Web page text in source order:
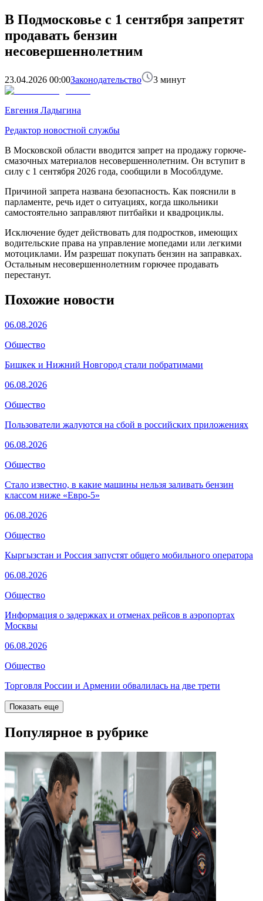
В Подмосковье с 1 сентября запретят
продавать бензин
несовершеннолетним
23.04.2026 00:00Законодательство 3 минут
Евгения Ладыгина
Редактор новостной службы
В Московской области вводится запрет на продажу горюче-
смазочных материалов несовершеннолетним. Он вступит в
силу с 1 сентября 2026 года, сообщили в Мособлдуме.
Причиной запрета названа безопасность. Как пояснили в
парламенте, речь идет о ситуациях, когда школьники
самостоятельно заправляют питбайки и квадроциклы.
Исключение будет действовать для подростков, имеющих
водительские права на управление мопедами или легкими
мотоциклами. Им разрешат покупать бензин на заправках.
Остальным несовершеннолетним горючее продавать
перестанут.
Похожие новости
06.08.2026
Общество
Бишкек и Нижний Новгород стали побратимами
06.08.2026
Общество
Пользователи жалуются на сбой в российских приложениях
06.08.2026
Общество
Стало известно, в какие машины нельзя заливать бензин
классом ниже «Евро-5»
06.08.2026
Общество
Кыргызстан и Россия запустят общего мобильного оператора
06.08.2026
Общество
Информация о задержках и отменах рейсов в аэропортах
Москвы
06.08.2026
Общество
Торговля России и Армении обвалилась на две трети
Показать еще
Популярное в рубрике